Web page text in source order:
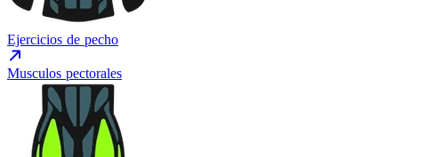
Ejercicios de pecho
Musculos pectorales